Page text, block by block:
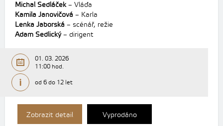
Michal Sedláček– Vláďa
Kamila Janovičová – Karla
Lenka Jaborská – scénář, režie
Adam Sedlický– dirigent
01. 03. 2026
11:00 hod.
od 6 do 12 let
Zobrazit detail Vyprodáno